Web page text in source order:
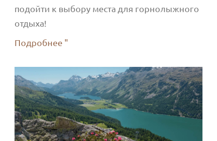
подойти к выбору места для горнолыжного
отдыха!
Подробнее "